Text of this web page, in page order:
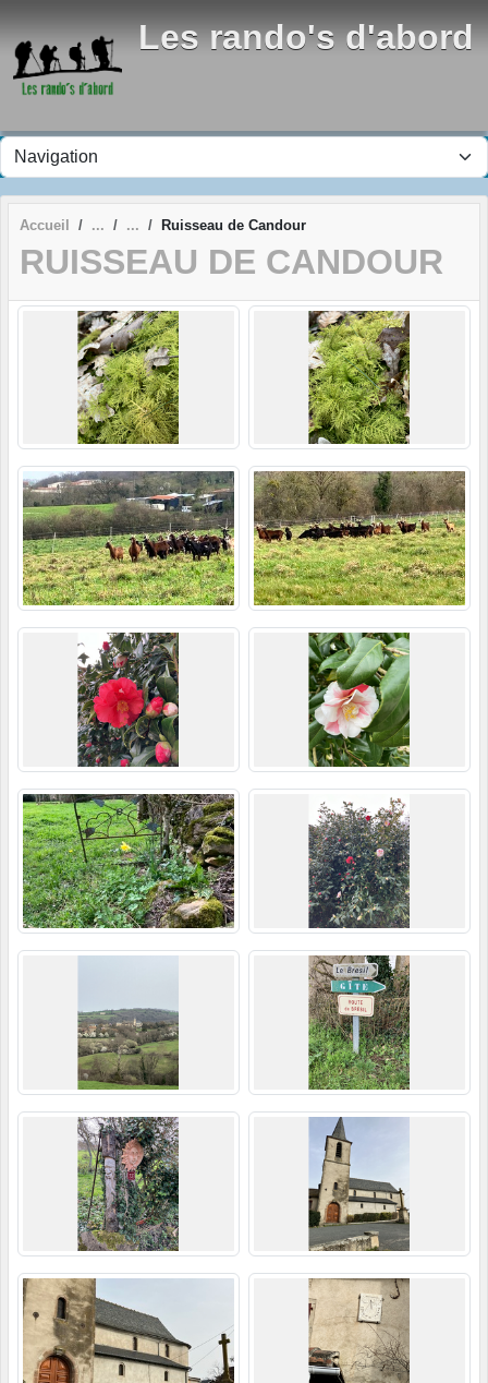
Les rando's d'abord
Accueil Ruisseau de Candour
RUISSEAU DE CANDOUR